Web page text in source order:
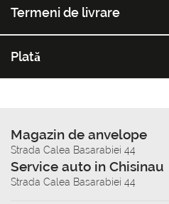
Termeni de livrare
Plată
Magazin de anvelope
Strada Calea Basarabiei 44
Service auto in Chisinau
Strada Calea Basarabiei 44